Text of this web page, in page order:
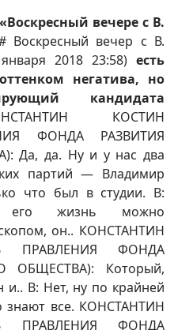
вечере с В.
Воскресный вечер с В.
2018 23:58) есть
негатива, но
кандидата
КОСТИН
ФОНДА РАЗВИТИЯ
Да, да. Ну и у нас два
партий — Владимир
что был в студии. В:
его жизнь можно
он.. КОНСТАНТИН
ПРАВЛЕНИЯ ФОНДА
ОБЩЕСТВА): Который,
и.. В: Нет, ну по крайней
знают все. КОНСТАНТИН
ПРАВЛЕНИЯ ФОНДА